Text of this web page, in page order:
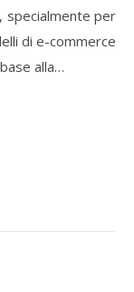
specialmente per
di e-commerce
alla…